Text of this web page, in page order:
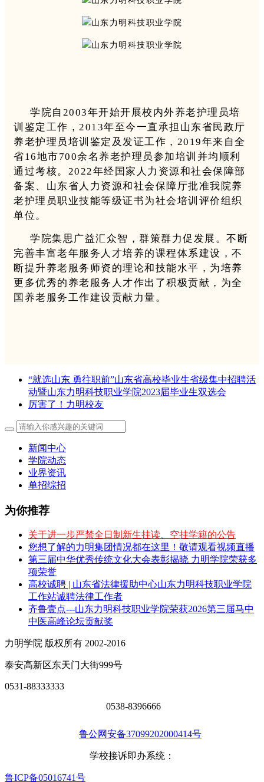
学院自2003年开始开展校内外养老护理员培
训鉴定工作，2013年至今一直承担山东省民政厅
养老护理员培训鉴定及发证工作，2019年来自全
省16地市700余名养老护理员参加培训并均顺利
通过考核。2022年经国家人力资源和社会保障部
备案、山东省人力资源和社会保障厅批准我院养
老护理员职业技能等级证书为社会培训评价组织
单位。
学院集思广益汇众智，群策群力促发展。不断
完善丰富老年服务人才培养的课程体系建设，不
断提升养老服务师资的理论和技能水平，为培养
更多优秀的养老服务人才作出了积极贡献，为全
国养老服务工作建设贡献力量。
“就选山东 勇往职前”山东省高校毕业生省级集中招聘活
动暨山东力明科技职业学院2023届毕业生双选会
厉害了！力明校友
新闻中心
学院动态
业界资讯
单招综招
为你推荐
关于进一步严禁全日制新生挂读、空挂学籍的公告
您想了解的力明集团情况都在这里！敬请观看视频直播
第三届中华优秀传统文化大会表彰揭晓 力明学院荣获多
项荣誉
高校诚聘 | 山东省法律援助中心山东力明科技职业学院
工作站诚聘法律工作者
齐鲁壹点---山东力明科技职业学院荣获2026第三届马中
中医高峰论坛贡献奖
力明学院 版权所有 2002-2016
泰安高新区东天门大街999号
0531-88333333
0538-8396666
鲁公网安备37099202000414号
学校接诉即办系统：
鲁ICP备05016741号